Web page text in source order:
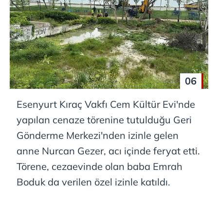
06
Esenyurt Kıraç Vakfı Cem Kültür Evi'nde
yapılan cenaze törenine tutulduğu Geri
Gönderme Merkezi'nden izinle gelen
anne Nurcan Gezer, acı içinde feryat etti.
Törene, cezaevinde olan baba Emrah
Boduk da verilen özel izinle katıldı.